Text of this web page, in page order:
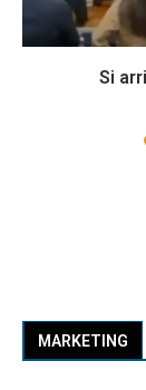
Si
MARKETING